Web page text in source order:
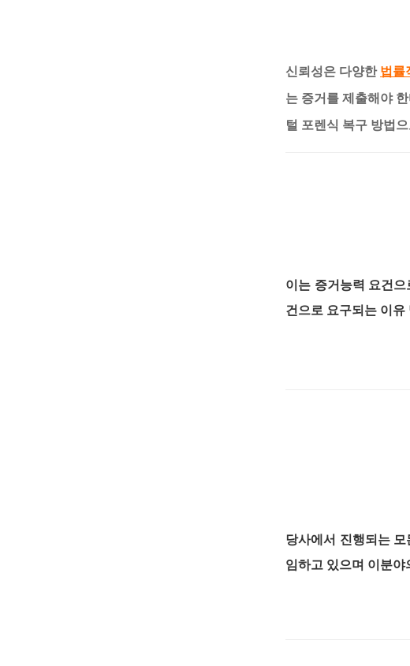
신뢰성은 다양한 법률
는 증거를 제출해야
털 포렌식 복구 방법
이는 증거능력 요건
건으로 요구되는 이
당사에서 진행되는
임하고 있으며 이분